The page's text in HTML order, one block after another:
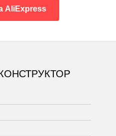
AliExpress